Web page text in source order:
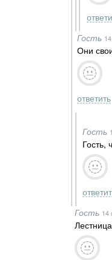
Гость
Они
ответить
Гость
Гость,
Гость 14